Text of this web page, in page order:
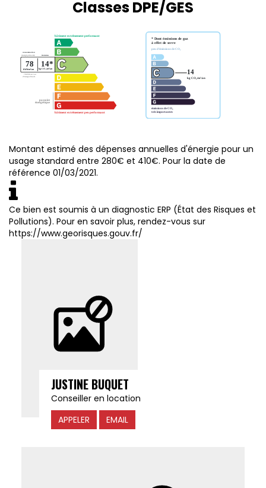
Classes DPE/GES
Montant estimé des dépenses annuelles d'énergie pour un
usage standard entre 280€ et 410€. Pour la date de
référence 01/03/2021.
Ce bien est soumis à un diagnostic ERP (État des Risques et
Pollutions). Pour en savoir plus, rendez-vous sur
https://www.georisques.gouv.fr/
JUSTINE BUQUET
Conseiller en location
APPELER
EMAIL